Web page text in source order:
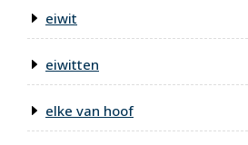
eiwit
eiwitten
elke van hoof